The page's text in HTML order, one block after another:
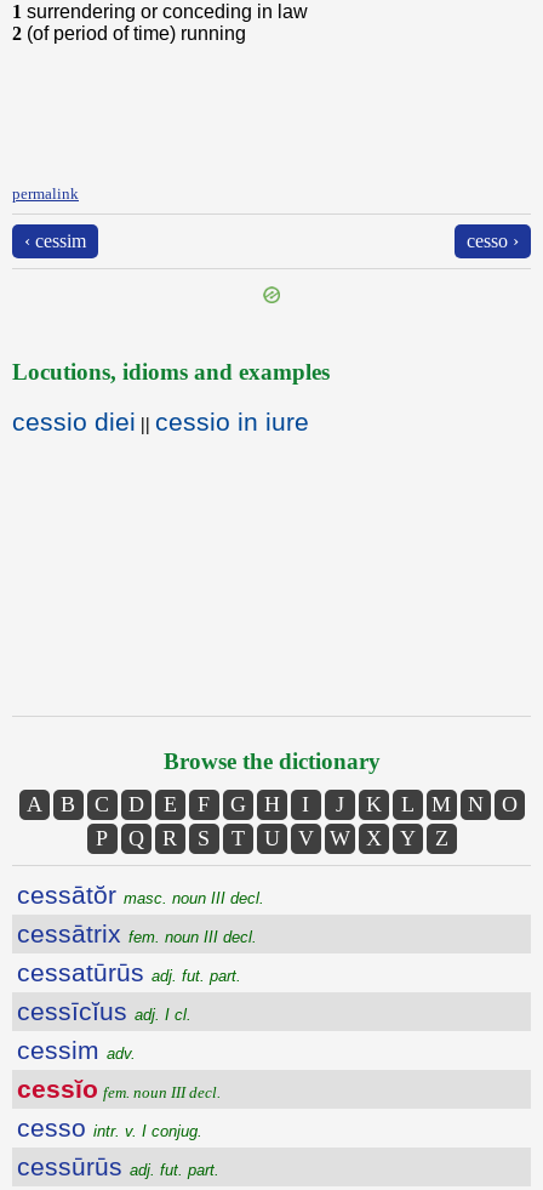
1 surrendering or conceding in law
2 (of period of time) running
permalink
‹ cessim cesso ›
Locutions, idioms and examples
cessio diei || cessio in iure
Browse the dictionary
A B C D E F G H I J K L M N
O
P
Q R S T U V W X Y Z
cessātŏr masc. noun III decl.
cessātrix fem. noun III decl.
cessatūrūs adj. fut. part.
cessīcĭus adj. I cl.
cessim adv.
cessĭo fem. noun III decl.
cesso intr. v. I conjug.
cessūrūs adj. fut. part.